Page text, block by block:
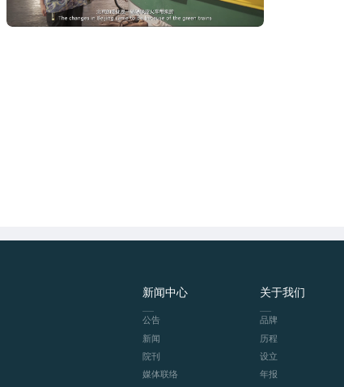
新闻中心
公告
新闻
院刊
媒体联络
关于我们
品牌
历程
设立
年报